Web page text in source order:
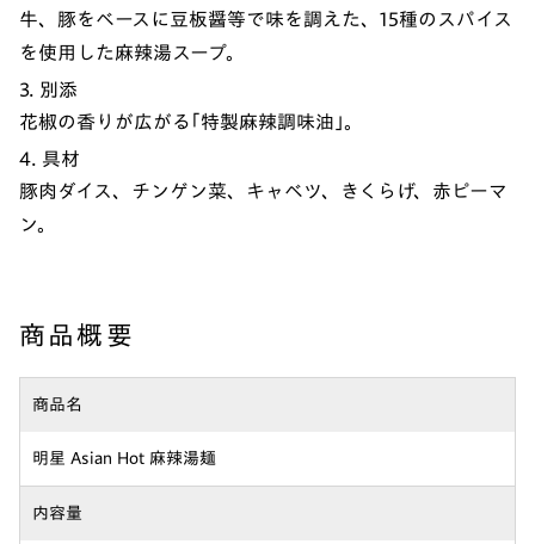
牛、豚をベースに豆板醤等で味を調えた、15種のスパイス
を使用した麻辣湯スープ。
3. 別添
花椒の香りが広がる｢特製麻辣調味油｣。
4. 具材
豚肉ダイス、チンゲン菜、キャベツ、きくらげ、赤ピーマ
ン。
商品概要
商品名
明星 Asian Hot 麻辣湯麺
内容量